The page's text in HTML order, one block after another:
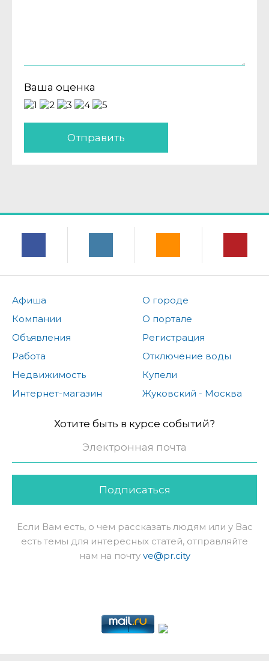
Ваша оценка
Отправить
Афиша
Компании
Объявления
Работа
Недвижимость
Интернет-магазин
О городе
О портале
Регистрация
Отключение воды
Купели
Жуковский - Москва
Хотите быть в курсе событий?
Подписаться
Если Вам есть, о чем рассказать людям или у Вас
есть темы для интересных статей, отправляйте
нам на почту ve@pr.city